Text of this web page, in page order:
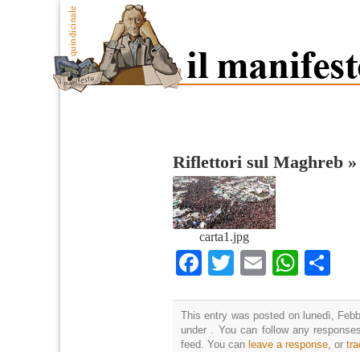
Riflettori sul Maghreb
carta1.jpg
Facebook
TwitterEmail
This entry was posted on lunedì,
under . You can follow any
feed. You can leave a response, or